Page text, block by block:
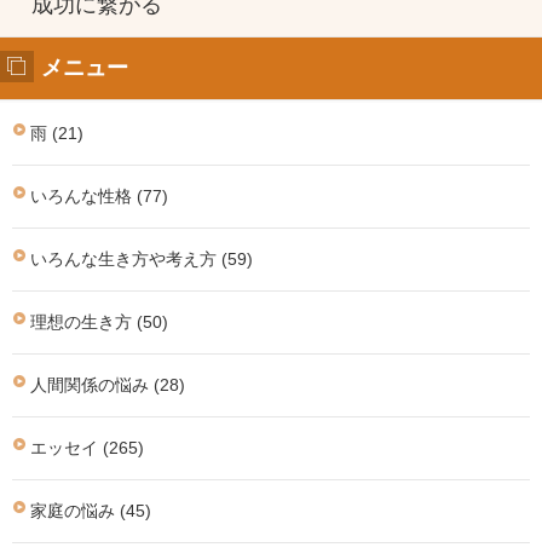
成功に繋がる
メニュー
雨 (21)
いろんな性格 (77)
いろんな生き方や考え方 (59)
理想の生き方 (50)
人間関係の悩み (28)
エッセイ (265)
家庭の悩み (45)